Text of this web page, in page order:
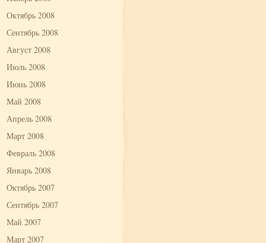
Октябрь 2008
Сентябрь 2008
Август 2008
Июль 2008
Июнь 2008
Май 2008
Апрель 2008
Март 2008
Февраль 2008
Январь 2008
Октябрь 2007
Сентябрь 2007
Май 2007
Март 2007